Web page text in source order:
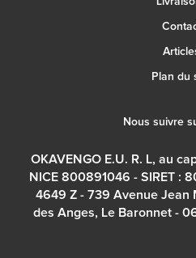
Plan du
Nous suivre
OKAVENGO E.U. R. L, au
NICE 800891046 - SIRET :
4649 Z - 739 Avenue Jean
des Anges, Le Baronnet -